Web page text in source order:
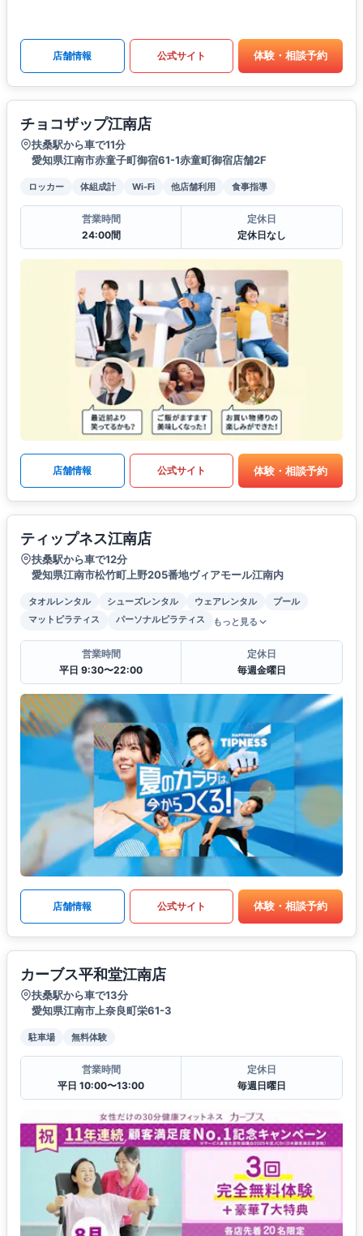
店舗情報 公式サイト 体験・相談予約
チョコザップ江南店
扶桑駅から車で11分
愛知県江南市赤童子町御宿61-1赤童町御宿店舗2F
ロッカー 体組成計 Wi-Fi 他店舗利用 食事指導
営業時間
24:00間
定休日
定休日なし
店舗情報 公式サイト 体験・相談予約
ティップネス江南店
扶桑駅から車で12分
愛知県江南市松竹町上野205番地ヴィアモール江南内
タオルレンタル シューズレンタル ウェアレンタル
プール
マットピラティス
パーソナルピラティス もっと見る
営業時間
平日 9:30〜22:00
定休日
毎週金曜日
店舗情報 公式サイト 体験・相談予約
カーブス平和堂江南店
扶桑駅から車で13分
愛知県江南市上奈良町栄61-3
駐車場 無料体験
営業時間
平日 10:00〜13:00
定休日
毎週日曜日